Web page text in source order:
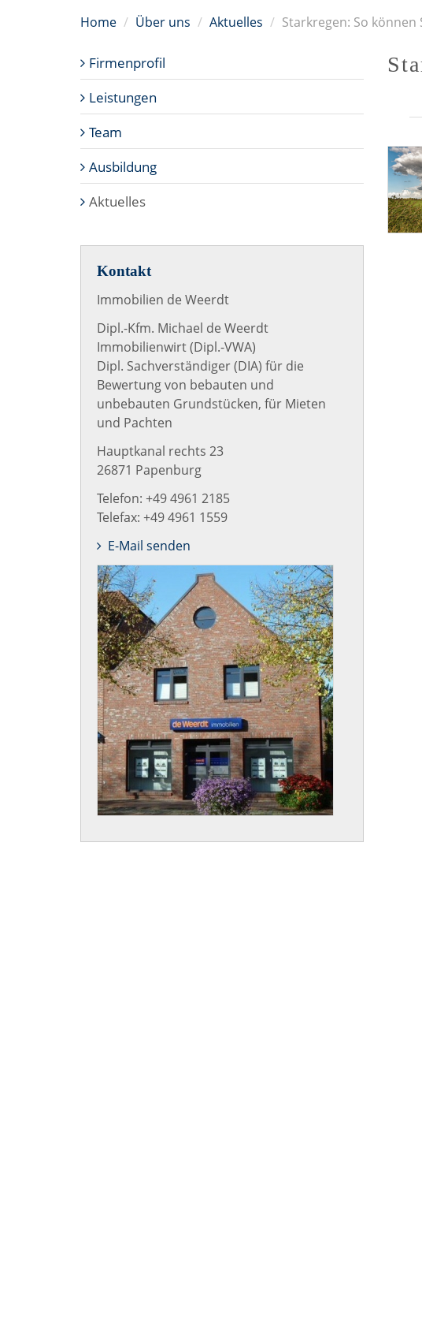
Home Über uns Aktuelles Starkregen: So
Firmenprofil
Leistungen
Team
Ausbildung
Aktuelles
Kontakt
Immobilien de Weerdt
Dipl.-Kfm. Michael de Weerdt
Immobilienwirt (Dipl.-VWA)
Dipl. Sachverständiger (DIA) für die
Bewertung von bebauten und
unbebauten Grundstücken, für Mieten
und Pachten
Hauptkanal rechts 23
26871 Papenburg
Telefon: +49 4961 2185
Telefax: +49 4961 1559
E-Mail senden